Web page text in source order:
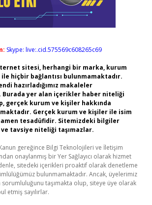
Skype: live:.cid.575569c608265c69
sitesi, herhangi bir marka, kurum
hiçbir bağlantısı bulunmamaktadır.
hazırladığımız makaleler
Burada yer alan içerikler haber niteliği
gerçek kurum ve kişiler hakkında
Gerçek kurum ve kişiler ile isim
tesadüfidir. Sitemizdeki bilgiler
tavsiye niteliği taşımazlar.
Kanun gereğince Bilgi Teknolojileri ve İletişim
onaylanmış bir Yer Sağlayıcı olarak hizmet
sitedeki içerikleri proaktif olarak denetleme
bulunmamaktadır. Ancak, üyelerimiz
sorumluluğunu taşımakta olup, siteye üye olarak
etmiş sayılırlar.